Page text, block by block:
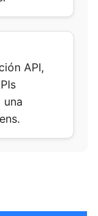
API,
una